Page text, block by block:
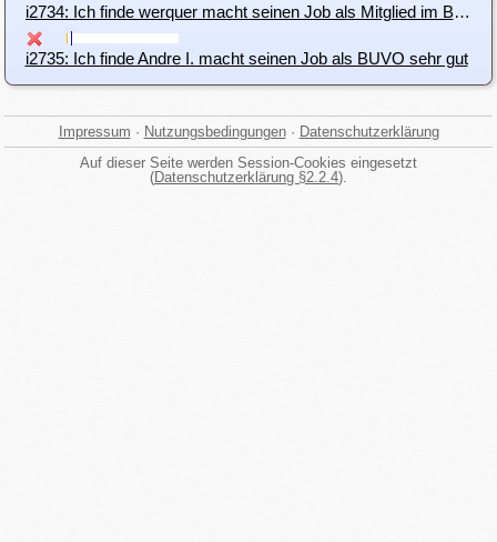
i2734: Ich finde werquer macht seinen Job als Mitglied im BUVO sehr gut.
i2735: Ich finde Andre I. macht seinen Job als BUVO sehr gut
Impressum · Nutzungsbedingungen· Datenschutzerklärung
Auf dieser Seite werden Session-Cookies eingesetzt
(Datenschutzerklärung §2.2.4).